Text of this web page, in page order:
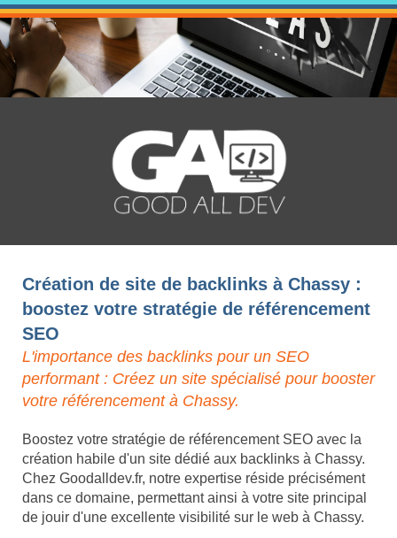
Création de site de backlinks à Chassy :
boostez votre stratégie de référencement
SEO
L'importance des backlinks pour un SEO
performant : Créez un site spécialisé pour booster
votre référencement à Chassy.
Boostez votre stratégie de référencement SEO avec la
création habile d'un site dédié aux backlinks à Chassy.
Chez Goodalldev.fr, notre expertise réside précisément
dans ce domaine, permettant ainsi à votre site principal
de jouir d'une excellente visibilité sur le web à Chassy.